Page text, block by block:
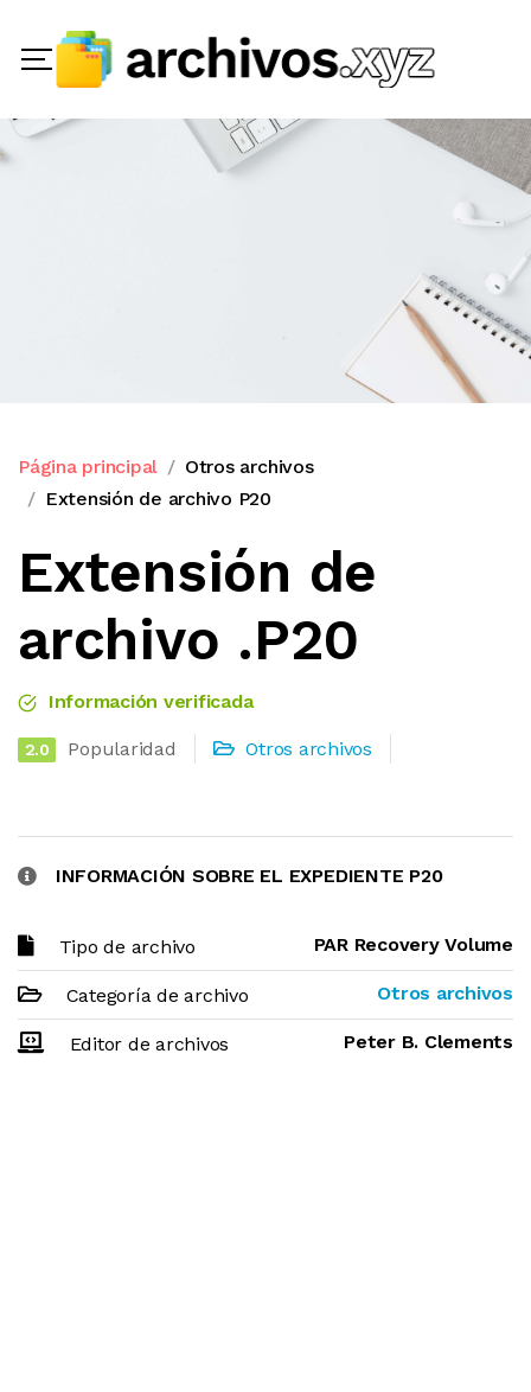
Página principal
Otros archivos
Extensión de archivo P20
Extensión de
archivo .P20
Información verificada
2.0 Popularidad Otros archivos
INFORMACIÓN SOBRE EL EXPEDIENTE P20
Tipo de archivo PAR Recovery Volume
Categoría de archivo Otros archivos
Editor de archivos Peter B. Clements